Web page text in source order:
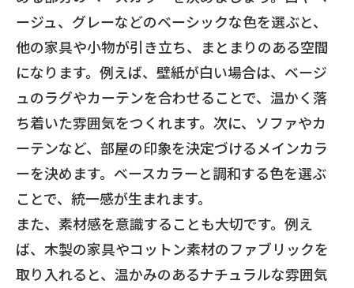
ージュ、グレーなどのベーシックな色を選ぶと、
他の家具や小物が引き立ち、まとまりのある空間
になります。例えば、壁紙が白い場合は、ベージ
ュのラグやカーテンを合わせることで、温かく落
ち着いた雰囲気をつくれます。次に、ソファやカ
ーテンなど、部屋の印象を決定づけるメインカラ
ーを決めます。ベースカラーと調和する色を選ぶ
ことで、統一感が生まれます。
また、素材感を意識することも大切です。例え
ば、木製の家具やコットン素材のファブリックを
取り入れると、温かみのあるナチュラルな雰囲気